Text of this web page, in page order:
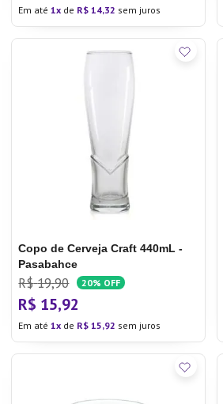
Em até1 de R$ 14,32 sem juros
Copo de Cerveja Craft 440mL -
Pasabahce
R$ 19,90 20% OFF
R$ 15,92
Em até1 de R$ 15,92 sem juros